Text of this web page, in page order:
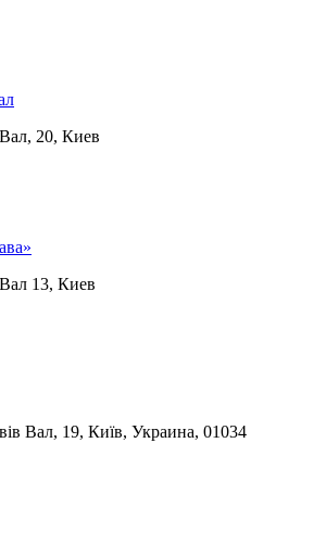
20, Киев
13, Киев
Вал, 19, Київ, Украина, 01034